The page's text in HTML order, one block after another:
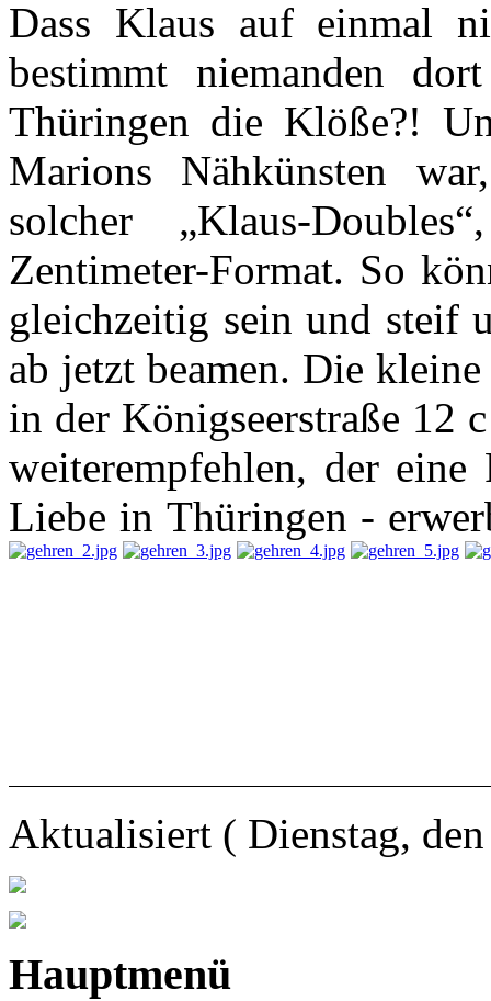
Dass Klaus auf einmal
bestimmt niemanden
Thüringen die Klöße?!
Marions Nähkünsten
solcher „Klaus-
Zentimeter-Format. So
gleichzeitig sein und steif
ab jetzt beamen. Die
in der Königseerstraße 12
weiterempfehlen, der
Liebe in Thüringen -
Aktualisiert ( Dienstag,
Hauptmenü